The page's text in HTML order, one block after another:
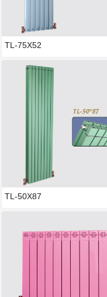
TL-75X52
TL-50X87